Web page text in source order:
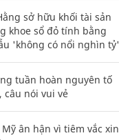
sở hữu khối tài sản
khoe sổ đỏ tính bằng
'không có nổi nghìn tỷ'
tuần hoàn nguyên tố
câu nói vui vẻ
ân hận vì tiêm vắc xin